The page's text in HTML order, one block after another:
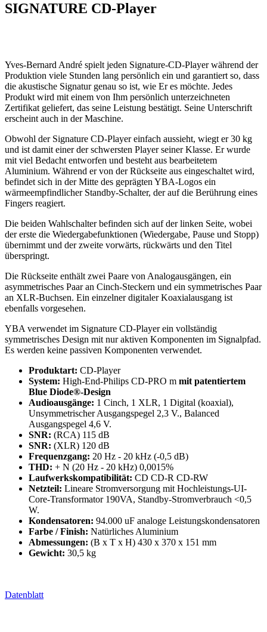
SIGNATURE CD-Player
Yves-Bernard André spielt jeden Signature-CD-Player während der
Produktion viele Stunden lang persönlich ein und garantiert so, dass
die akustische Signatur genau so ist, wie Er es möchte. Jedes
Produkt wird mit einem von Ihm persönlich unterzeichneten
Zertifikat geliefert, das seine Leistung bestätigt. Seine Unterschrift
erscheint auch in der Maschine.
Obwohl der Signature CD-Player einfach aussieht, wiegt er 30 kg
und ist damit einer der schwersten Player seiner Klasse. Er wurde
mit viel Bedacht entworfen und besteht aus bearbeitetem
Aluminium. Während er von der Rückseite aus eingeschaltet wird,
befindet sich in der Mitte des geprägten YBA-Logos ein
wärmeempfindlicher Standby-Schalter, der auf die Berührung eines
Fingers reagiert.
Die beiden Wahlschalter befinden sich auf der linken Seite, wobei
der erste die Wiedergabefunktionen (Wiedergabe, Pause und Stopp)
übernimmt und der zweite vorwärts, rückwärts und den Titel
überspringt.
Die Rückseite enthält zwei Paare von Analogausgängen, ein
asymmetrisches Paar an Cinch-Steckern und ein symmetrisches Paar
an XLR-Buchsen. Ein einzelner digitaler Koaxialausgang ist
ebenfalls vorgesehen.
YBA verwendet im Signature CD-Player ein vollständig
symmetrisches Design mit nur aktiven Komponenten im Signalpfad.
Es werden keine passiven Komponenten verwendet.
Produktart: CD-Player
System: High-End-Philips CD-PRO m mit patentiertem
Blue Diode®-Design
Audioausgänge: 1 Cinch, 1 XLR, 1 Digital (koaxial),
Unsymmetrischer Ausgangspegel 2,3 V., Balanced
Ausgangspegel 4,6 V.
SNR: (RCA) 115 dB
SNR: (XLR) 120 dB
Frequenzgang: 20 Hz - 20 kHz (-0,5 dB)
THD: + N (20 Hz - 20 kHz) 0,0015%
Laufwerkskompatibilität: CD CD-R CD-RW
Netzteil: Lineare Stromversorgung mit Hochleistungs-UI-
Core-Transformator 190VA, Standby-Stromverbrauch <0,5
W.
Kondensatoren: 94.000 uF analoge Leistungskondensatoren
Farbe / Finish: Natürliches Aluminium
Abmessungen: (B x T x H) 430 x 370 x 151 mm
Gewicht: 30,5 kg
Datenblatt